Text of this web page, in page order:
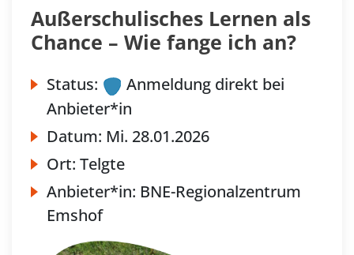
Außerschulisches Lernen als
Chance – Wie fange ich an?
Status:
Anmeldung direkt bei
Anbieter*in
Datum: Mi. 28.01.2026
Ort: Telgte
Anbieter*in: BNE-Regionalzentrum
Emshof